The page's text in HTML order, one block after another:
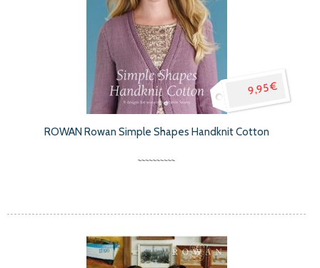
9,95 €
ROWAN Rowan Simple Shapes Handknit Cotton